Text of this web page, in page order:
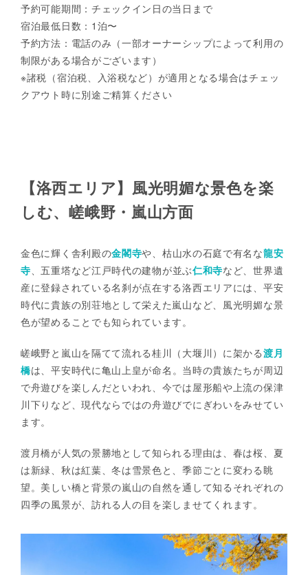
予約可能期間：チェックイン日の当日まで
宿泊最低日数：1泊〜
予約方法：電話のみ（一部オーナーシップによって利用の
制限がある場合がございます）
※諸税（宿泊税、入浴税など）が適用となる場合はチェッ
クアウト時に別途ご精算ください
【洛西エリア】風光明媚な景色を楽
しむ、嵯峨野・嵐山方面
金色に輝く舎利殿の金閣寺や、枯山水の石庭で有名な龍安
寺、五重塔など江戸時代の建物が並ぶ仁和寺など、世界遺
産に登録されている名刹が点在する洛西エリアには、平安
時代に貴族の別荘地として栄えた嵐山など、風光明媚な景
色が望めることでも知られています。
嵯峨野と嵐山を隔てて流れる桂川（大堰川）に架かる渡月
橋は、平安時代に亀山上皇が命名。当時の貴族たちが周辺
で舟遊びを楽しんだといわれ、今では屋形船や上流の保津
川下りなど、現代ならではの舟遊びでにぎわいをみせてい
ます。
渡月橋が人気の景勝地として知られる理由は、春は桜、夏
は新緑、秋は紅葉、冬は雪景色と、季節ごとに変わる眺
望。美しい橋と背景の嵐山の自然を通して知るそれぞれの
四季の風景が、訪れる人の目を楽しませてくれます。